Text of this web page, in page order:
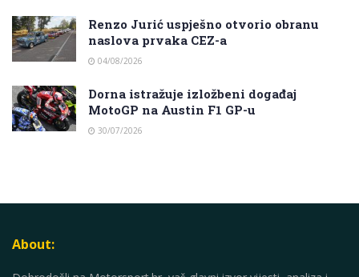
Renzo Jurić uspješno otvorio obranu
naslova prvaka CEZ-a
04/08/2026
Dorna istražuje izložbeni događaj
MotoGP na Austin F1 GP-u
30/07/2026
About: